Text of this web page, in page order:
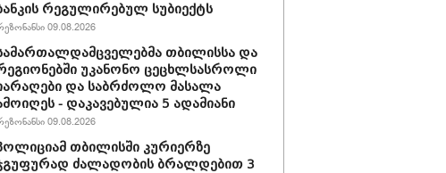
რეგულირებულ სუბიექტს
09.08.2026
თბილისსა და
უკანონო ცეცხლსასროლი
და საბრძოლო მასალა
- დაკავებულია 5 ადამიანი
09.08.2026
თბილისში კურიერზე
ძალადობის ბრალდებით 3